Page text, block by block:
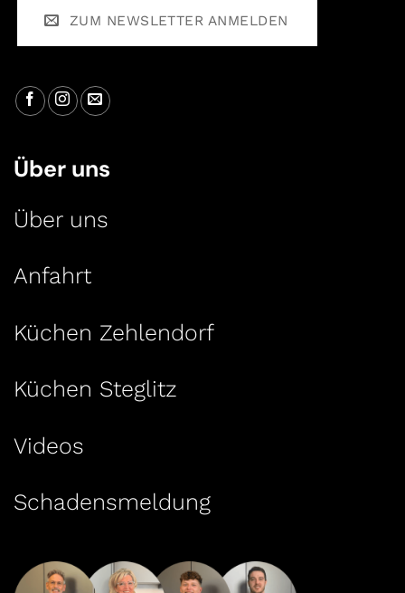
ZUM NEWSLETTER ANMELDEN
Über uns
Über uns
Anfahrt
Küchen Zehlendorf
Küchen Steglitz
Videos
Schadensmeldung